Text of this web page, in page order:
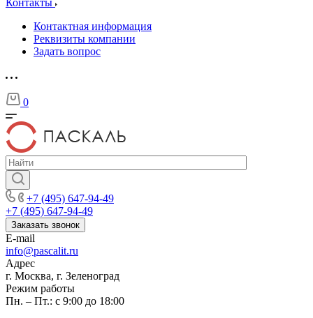
Контакты
Контактная информация
Реквизиты компании
Задать вопрос
0
+7 (495) 647-94-49
+7 (495) 647-94-49
Заказать звонок
E-mail
info@pascalit.ru
Адрес
г. Москва, г. Зеленоград
Режим работы
Пн. – Пт.: с 9:00 до 18:00